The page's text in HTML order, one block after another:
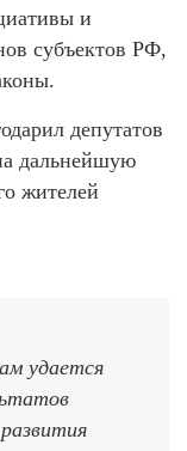
и
субъектов РФ,
депутатов
дальнейшую
жителей
удается